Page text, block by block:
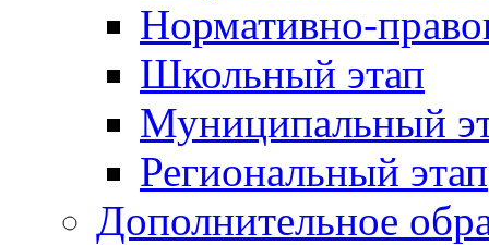
Нормативно-
Школьный этап
Муниципальный
Региональный этап
Дополнительное